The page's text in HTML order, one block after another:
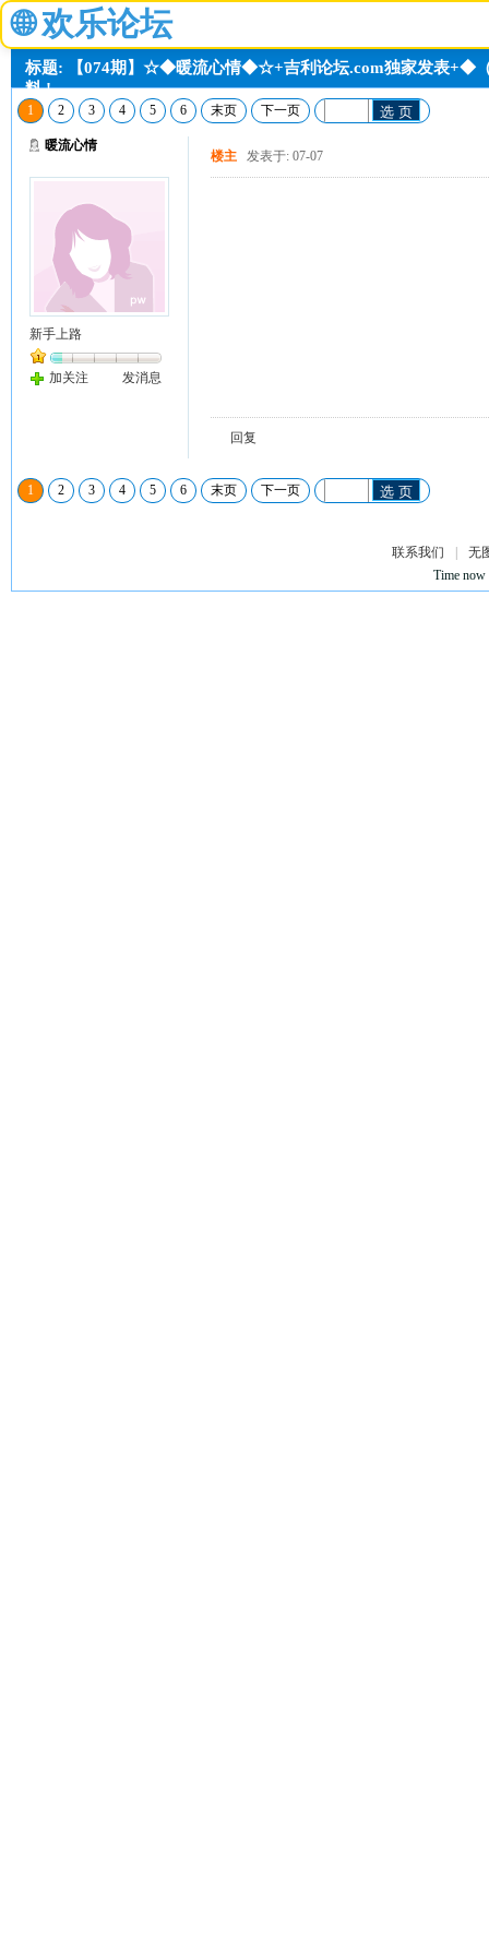
🌐 欢乐论坛
标题: 【074期】☆◆暖流心情◆☆+吉利论坛.com独家发表+◆
料 !
1 2 3 4 5 6 末页 下一页 选 页
暖流心情
新手上路
加关注 发消息
楼主 发表于: 07-07
回复
1 2 3 4 5 6 末页 下一页 选 页
联系我们
无
Time now